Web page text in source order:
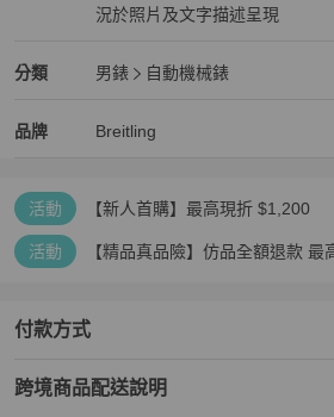
👜商品照片皆與商品同時上架，不會進行
👜本店商品眾多，聊聊訊息於2個日本工作
型號：U10340E31A1A1 (U10340)
性別：男性
材質（錶殼）：玫瑰金、不鏽鋼
材質（錶帶）：不鏽鋼
錶盤顏色：米色、棕色
機芯：自動上鍊
防水：是
錶殼厚度：9.5毫米/0.37英寸
況於照片及文字描述呈現
分類
Breitling 男錶分類資訊
男錶
自動機械錶
品牌
Breitling 精品男錶品牌介紹
Breitling
Breitling 推薦清單
活動 【新人首購】最高現折 $1,200
活動 【精品真品險】仿品全額退款 最
付款方式
跨境商品配送說明